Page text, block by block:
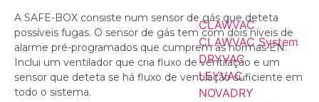
CLAWVAC
CLAWVAC System
DRYVAC
LEYVAC
NOVADRY
A SAFE-BOX consiste num sensor de gás que deteta
possíveis fugas. O sensor de gás tem com dois níveis de
alarme pré-programados que cumprem as normas EN.
Inclui um ventilador que cria fluxo de ventilação e um
sensor que deteta se há fluxo de ventilação suficiente em
todo o sistema.